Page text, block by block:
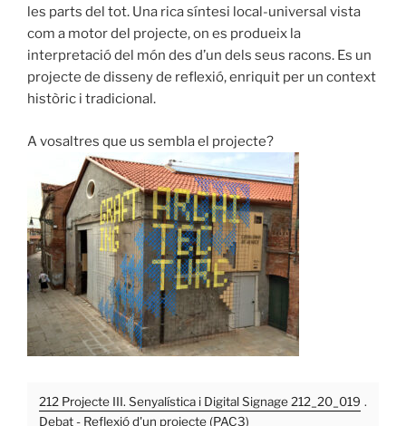
les parts del tot. Una rica síntesi local-universal vista
com a motor del projecte, on es produeix la
interpretació del món des d’un dels seus racons. Es un
projecte de disseny de reflexió, enriquit per un context
històric i tradicional.
A vosaltres que us sembla el projecte?
212 Projecte III. Senyalística i Digital Signage 212_20_019 .
Debat - Reflexió d'un projecte (PAC3)